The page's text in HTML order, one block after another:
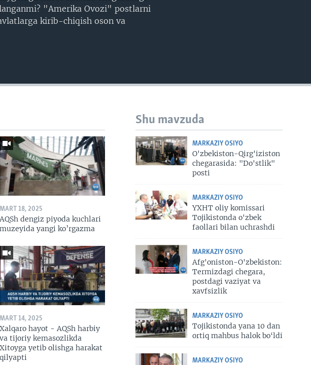
"Amerika Ovozi" postlarni
kirib-chiqish oson va
Shu mavzuda
MARKAZIY OSIYO
O'zbekiston-Qirg'iziston
chegarasida: "Do'stlik"
posti
MARKAZIY OSIYO
YXHT oliy komissari
Tojikistonda o'zbek
faollari bilan uchrashdi
MARKAZIY OSIYO
Afg'oniston-O'zbekiston:
Termizdagi chegara,
postdagi vaziyat va
xavfsizlik
MARKAZIY OSIYO
Tojikistonda yana 10 dan
ortiq mahbus halok bo‘ldi
MARKAZIY OSIYO
MART 18, 2025
AQSh dengiz piyoda kuchlari
muzeyida yangi ko’rgazma
MART 14, 2025
Xalqaro hayot - AQSh harbiy
va tijoriy kemasozlikda
Xitoyga yetib olishga harakat
qilyapti